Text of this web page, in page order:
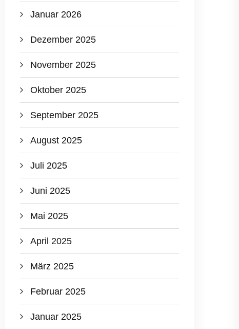
Januar 2026
Dezember 2025
November 2025
Oktober 2025
September 2025
August 2025
Juli 2025
Juni 2025
Mai 2025
April 2025
März 2025
Februar 2025
Januar 2025